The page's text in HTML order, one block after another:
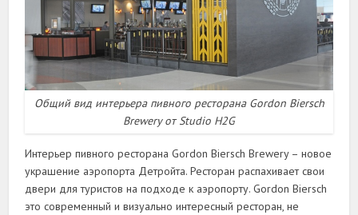
Общий вид интерьера пивного ресторана Gordon Biersch
Brewery от Studio H2G
Интерьер пивного ресторана Gordon Biersch Brewery – новое
украшение аэропорта Детройта. Ресторан распахивает свои
двери для туристов на подходе к аэропорту. Gordon Biersch
это современный и визуально интересный ресторан, не